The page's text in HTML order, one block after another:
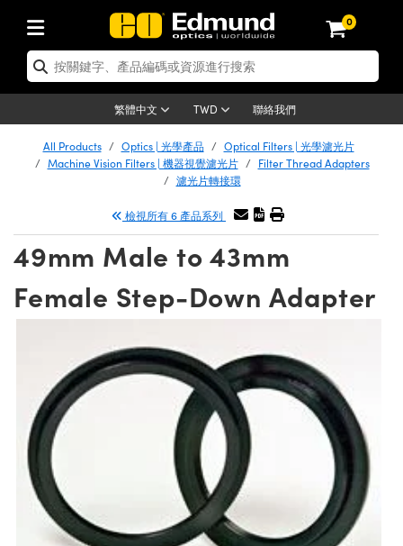
0
繁體中文 TWD 聯絡我們
| 光學產品
| 反射鏡
Diffusers | 窗鏡或擴散片
Optics | 偏振光學元件
| 分光鏡
| 繞射光柵
| 光學組装
Components | SCHOTT 光
| 紅外線光學產品
Optics | 雷射光學
| 雷射透鏡
| 超快光學
器
Shaping | 雷射光束整形
| 雷射分光鏡
| 雷射顯微鏡
Isolators | 晶體和隔離器
| 光機組件
System | 光學籠式系統
Mounts | 台式光學安裝座
and Breadboards | 光學平臺
| 電動平臺
and Slides | 平臺和滑塊
| 光圈類
| 顯微鏡
| Mitutoyo 物鏡
| Nikon 物鏡
| ZEISS 物鏡
Upright Microscopes
Objectives | 有限共軛物鏡
| 反射物鏡
Objectives
Cameras
Lighting |顯微鏡照明
| 雷射
and Electronics | 雷射
| 雷射用光機模組
| 雷射配件
| 實驗室和生產線
Lenses | 成像鏡頭
Lenses | 定焦鏡頭
| 遠心鏡頭
(S-Mount Lenses) | M12 鏡頭 (S
Magnification Lenses
Lenses for Harsh Environments
and Advanced
| 影視製作和高級攝影
Accessories | 成像鏡頭配件
| 相機
Cameras | Gigabit乙太網相
Cameras | Teledyne Dalsa
Microscopy Cameras
Cameras | Allied Vision 相機
| Basler 相機
Cameras | IDS 相機
Labs Cameras™ | Lucid Vision
| Pixelink 相機
and Illumination | 照明
Lighting | 機器視覺光源
Lighting |顯微鏡照明
Sources | 其他光源
Accessories | 光源配件
Targets | 測試板
Targets | 解析度測試板
Targets | 畸變測試版
& Stage Micrometers | 圖像
Level Test Targets | 色卡測試板
and Detection | 測試與監測
| 光學度量
Solutions | 機器視覺方案
測器
大器
| 光譜儀
and Roughness Standards | 表
糙度標準
Tools | 量測工具
Components | 主動光學元件
and Production | 實驗室和生產
| 清潔用品
Handling Tools | 零件夾持用品
| 光學膠
Accessories | UV固化設備
室套件
| 雷射防護
應用選購
Imaging
Microscopy
Processing
Tomography
By Brand
Products | 新品專區
Lenses
and Detection
Production
| 清倉品
| 清倉光學產品
| 清倉光機組件
| 清倉顯微鏡
Lenses | 清倉成像鏡頭
| 清倉照明
Targets
and Detection
and Production | 清倉實驗室
Products | 重新認證產
| 重新認證光學產品
| 重新認證光機
| 重新認證雷射
| 重新認證顯微鏡
Lenses | 重新認證成像鏡
| 重新認證相機
| 重新認證照明
Targets
and Detection
and Production | 重新認證實
All Products Optics | 光學產品
Optical Filters | 光學濾光片
Machine Vision Filters | 機器視覺濾光片
Filter Thread Adapters
濾光片轉接環
檢視所有 6 產品系列
49mm Male to 43mm
Female Step-Down Adapter